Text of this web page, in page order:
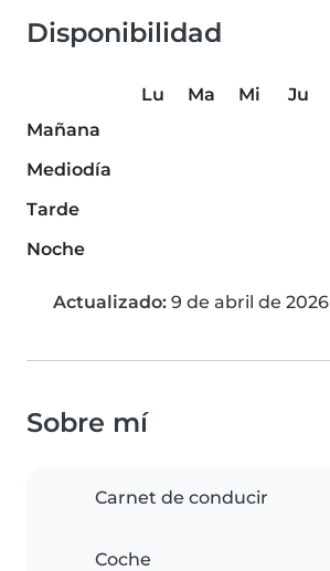
Disponibilidad
Lu Ma Mi Ju
Mañana
Mediodía
Tarde
Noche
Actualizado: 9 de abril de 2026
Sobre mí
Carnet de conducir
Coche